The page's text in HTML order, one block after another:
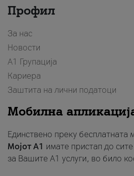
Профил
За нас
Новости
А1 Групација
Кариера
Заштита на лични податоци
Мобилна
Единствено преку бесплатната
Мојот A1 имате пристап до
за Вашите A1 услуги, во било